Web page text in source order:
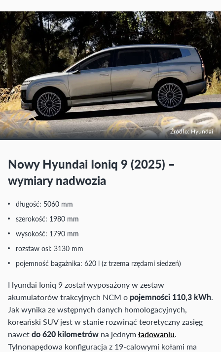
Źródło: Hyundai
Nowy Hyundai Ioniq 9 (2025) –
wymiary nadwozia
długość: 5060 mm
szerokość: 1980 mm
wysokość: 1790 mm
rozstaw osi: 3130 mm
pojemność bagażnika: 620 l (z trzema rzędami siedzeń)
Hyundai Ioniq 9 został wyposażony w zestaw
akumulatorów trakcyjnych NCM o pojemności 110,3 kWh.
Jak wynika ze wstępnych danych homologacyjnych,
koreański SUV jest w stanie rozwinąć teoretyczny zasięg
nawetdo 620 kilometrów na jednymładowaniu.
Tylnonapędowa konfiguracja z 19-calowymi kołami ma